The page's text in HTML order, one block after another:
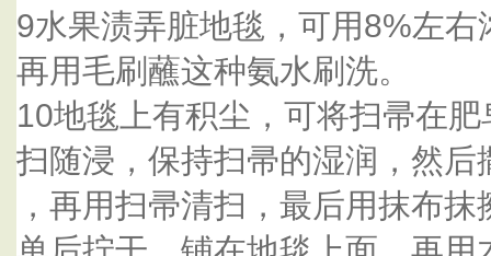
9水果渍弄脏地毯，可用8%左
再用毛刷蘸这种氨水刷洗。
10地毯上有积尘，可将扫帚在
扫随浸，保持扫帚的湿润，然后
，再用扫帚清扫，最后用抹布